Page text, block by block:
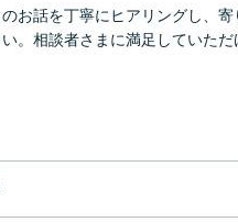
お話を丁寧にヒアリングし、
。相談者さまに満足していた